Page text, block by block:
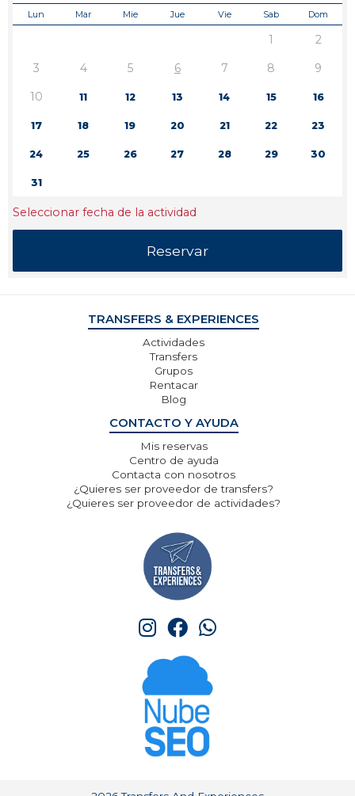
Lun Mar Mie Jue Vie Sab Dom
1
2
3
4 5 6 7 8
9
10
11 12 13 14 15 16
17 18 19 20 21 22 23
24 25 26 27 28 29 30
31
Seleccionar fecha de la actividad
TRANSFERS & EXPERIENCES
Actividades
Transfers
Grupos
Rentacar
Blog
CONTACTO Y AYUDA
Mis reservas
Centro de ayuda
Contacta con nosotros
¿Quieres ser proveedor de transfers?
¿Quieres ser proveedor de actividades?